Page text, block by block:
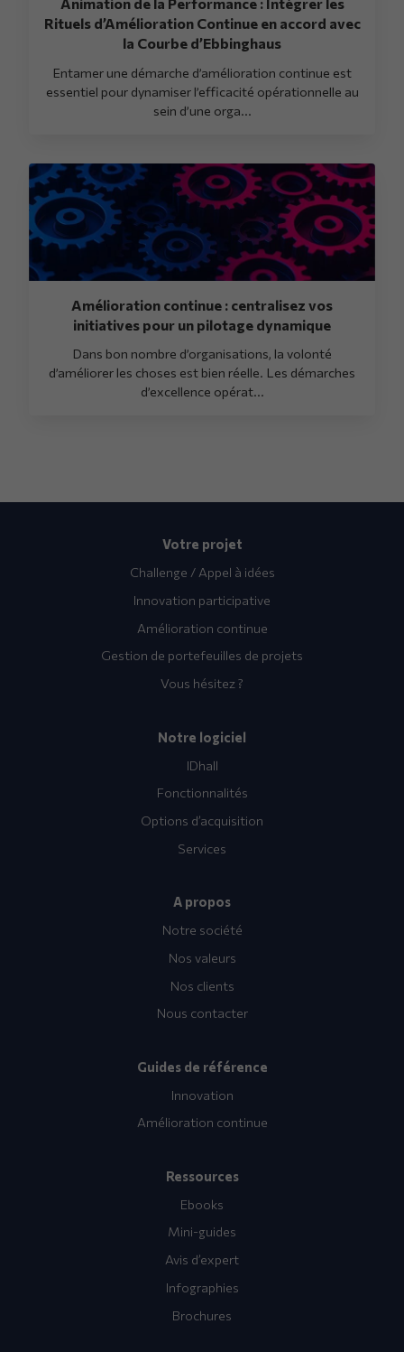
Animation de la Performance : Intégrer les
Rituels d’Amélioration Continue en accord avec
la Courbe d’Ebbinghaus
Entamer une démarche d’amélioration continue est
essentiel pour dynamiser l’efficacité opérationnelle au
sein d’une orga...
Amélioration continue : centralisez vos
initiatives pour un pilotage dynamique
Dans bon nombre d’organisations, la volonté
d’améliorer les choses est bien réelle. Les démarches
d’excellence opérat...
Votre projet
Challenge / Appel à idées
Innovation participative
Amélioration continue
Gestion de portefeuilles de projets
Vous hésitez ?
Notre logiciel
IDhall
Fonctionnalités
Options d’acquisition
Services
A propos
Notre société
Nos valeurs
Nos clients
Nous contacter
Guides de référence
Innovation
Amélioration continue
Ressources
Ebooks
Mini-guides
Avis d’expert
Infographies
Brochures